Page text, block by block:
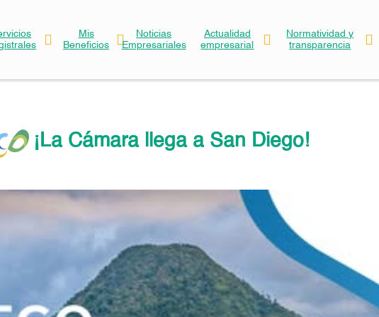
Mis
Beneficios
Noticias
Empresariales
Actualidad
empresarial
Normatividad y
transparencia
¡La Cámara llega a San Diego!